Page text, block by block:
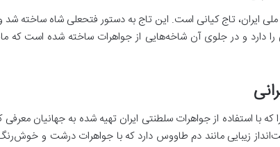
ایران، تاج کیانی است. این تاج به دستور فتحعلی شاه ساخته شد
و در جلوی آن شاخه‌هایی از جواهرات ساخته شده است که
که با استفاده از جواهرات سلطنتی ایران تهیه شده به جهانیان
زیبایی مانند دم طاووس دارد که با جواهرات درشت و خوش‌رنگ